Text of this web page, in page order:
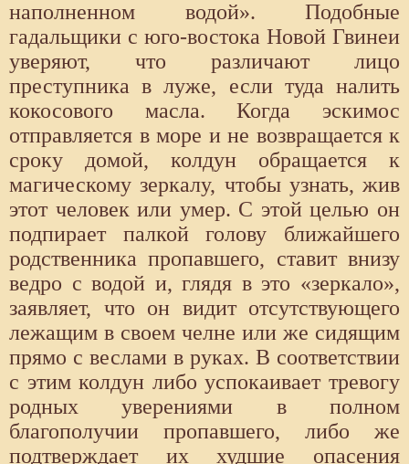
наполненном водой». Подобные
гадальщики с юго-востока Новой Гвинеи
уверяют, что различают лицо
преступника в луже, если туда налить
кокосового масла. Когда эскимос
отправляется в море и не возвращается к
сроку домой, колдун обращается к
магическому зеркалу, чтобы узнать, жив
этот человек или умер. С этой целью он
подпирает палкой голову ближайшего
родственника пропавшего, ставит внизу
ведро с водой и, глядя в это «зеркало»,
заявляет, что он видит отсутствующего
лежащим в своем челне или же сидящим
прямо с веслами в руках. В соответствии
с этим колдун либо успокаивает тревогу
родных уверениями в полном
благополучии пропавшего, либо же
подтверждает их худшие опасения